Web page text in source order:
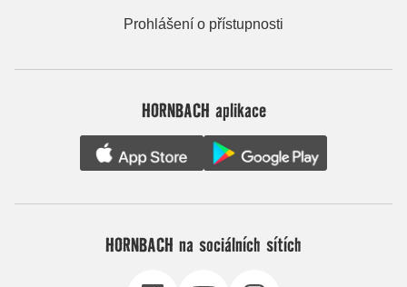
Prohlášení o přístupnosti
HORNBACH aplikace
HORNBACH na sociálních sítích